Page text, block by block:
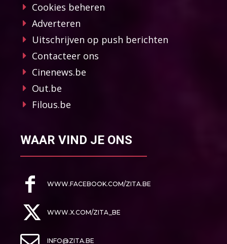
Cookies beheren
Adverteren
Uitschrijven op push berichten
Contacteer ons
Cinenews.be
Out.be
Filous.be
WAAR VIND JE ONS
WWW.FACEBOOK.COM/ZITA.BE
WWW.X.COM/ZITA_BE
INFO@ZITA.BE